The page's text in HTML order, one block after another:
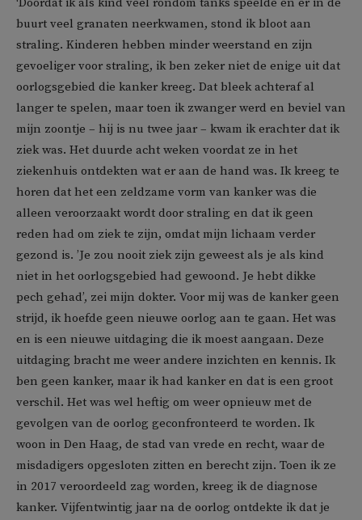
buurt veel granaten neerkwamen, stond ik bloot aan
straling. Kinderen hebben minder weerstand en zijn
gevoeliger voor straling, ik ben zeker niet de enige uit dat
oorlogsgebied die kanker kreeg. Dat bleek achteraf al
langer te spelen, maar toen ik zwanger werd en beviel van
mijn zoontje – hij is nu twee jaar – kwam ik erachter dat ik
ziek was. Het duurde acht weken voordat ze in het
ziekenhuis ontdekten wat er aan de hand was. Ik kreeg te
horen dat het een zeldzame vorm van kanker was die
alleen veroorzaakt wordt door straling en dat ik geen
reden had om ziek te zijn, omdat mijn lichaam verder
gezond is. ’Je zou nooit ziek zijn geweest als je als kind
niet in het oorlogsgebied had gewoond. Je hebt dikke
pech gehad’, zei mijn dokter. Voor mij was de kanker geen
strijd, ik hoefde geen nieuwe oorlog aan te gaan. Het was
en is een nieuwe uitdaging die ik moest aangaan. Deze
uitdaging bracht me weer andere inzichten en kennis. Ik
ben geen kanker, maar ik had kanker en dat is een groot
verschil. Het was wel heftig om weer opnieuw met de
gevolgen van de oorlog geconfronteerd te worden. Ik
woon in Den Haag, de stad van vrede en recht, waar de
misdadigers opgesloten zitten en berecht zijn. Toen ik ze
in 2017 veroordeeld zag worden, kreeg ik de diagnose
kanker. Vijfentwintig jaar na de oorlog ontdekte ik dat je